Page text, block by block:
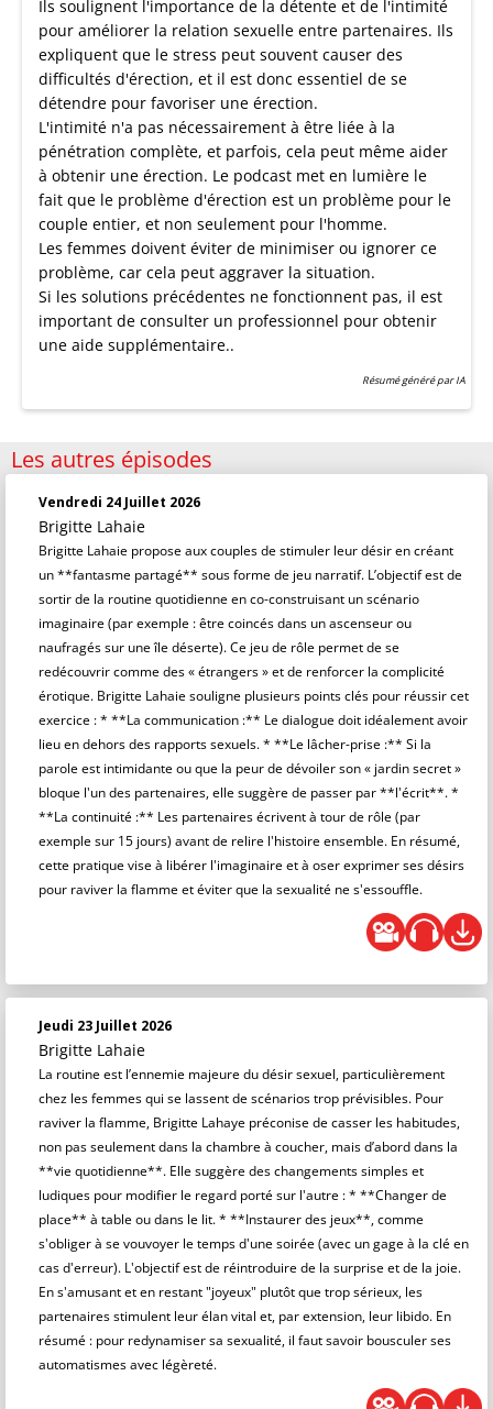
Ils soulignent l'importance de la détente et de l'intimité
pour améliorer la relation sexuelle entre partenaires. Ils
expliquent que le stress peut souvent causer des
difficultés d'érection, et il est donc essentiel de se
détendre pour favoriser une érection.
L'intimité n'a pas nécessairement à être liée à la
pénétration complète, et parfois, cela peut même aider
à obtenir une érection. Le podcast met en lumière le
fait que le problème d'érection est un problème pour le
couple entier, et non seulement pour l'homme.
Les femmes doivent éviter de minimiser ou ignorer ce
problème, car cela peut aggraver la situation.
Si les solutions précédentes ne fonctionnent pas, il est
important de consulter un professionnel pour obtenir
une aide supplémentaire..
Résumé généré par IA
Les autres épisodes
Vendredi 24 Juillet 2026
Brigitte Lahaie
Brigitte Lahaie propose aux couples de stimuler leur désir en créant
un **fantasme partagé** sous forme de jeu narratif. L’objectif est de
sortir de la routine quotidienne en co-construisant un scénario
imaginaire (par exemple : être coincés dans un ascenseur ou
naufragés sur une île déserte). Ce jeu de rôle permet de se
redécouvrir comme des « étrangers » et de renforcer la complicité
érotique. Brigitte Lahaie souligne plusieurs points clés pour réussir cet
exercice : * **La communication :** Le dialogue doit idéalement avoir
lieu en dehors des rapports sexuels. * **Le lâcher-prise :** Si la
parole est intimidante ou que la peur de dévoiler son « jardin secret »
bloque l'un des partenaires, elle suggère de passer par **l'écrit**. *
**La continuité :** Les partenaires écrivent à tour de rôle (par
exemple sur 15 jours) avant de relire l'histoire ensemble. En résumé,
cette pratique vise à libérer l'imaginaire et à oser exprimer ses désirs
pour raviver la flamme et éviter que la sexualité ne s'essouffle.
Jeudi 23 Juillet 2026
Brigitte Lahaie
La routine est l’ennemie majeure du désir sexuel, particulièrement
chez les femmes qui se lassent de scénarios trop prévisibles. Pour
raviver la flamme, Brigitte Lahaye préconise de casser les habitudes,
non pas seulement dans la chambre à coucher, mais d’abord dans la
**vie quotidienne**. Elle suggère des changements simples et
ludiques pour modifier le regard porté sur l'autre : * **Changer de
place** à table ou dans le lit. * **Instaurer des jeux**, comme
s'obliger à se vouvoyer le temps d'une soirée (avec un gage à la clé en
cas d'erreur). L'objectif est de réintroduire de la surprise et de la joie.
En s'amusant et en restant "joyeux" plutôt que trop sérieux, les
partenaires stimulent leur élan vital et, par extension, leur libido. En
résumé : pour redynamiser sa sexualité, il faut savoir bousculer ses
automatismes avec légèreté.